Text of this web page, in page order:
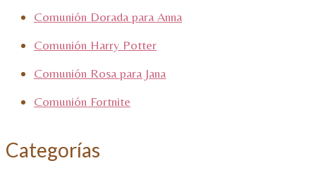
Comunión Dorada para Anna
Comunión Harry Potter
Comunión Rosa para Jana
Comunión Fortnite
Categorías